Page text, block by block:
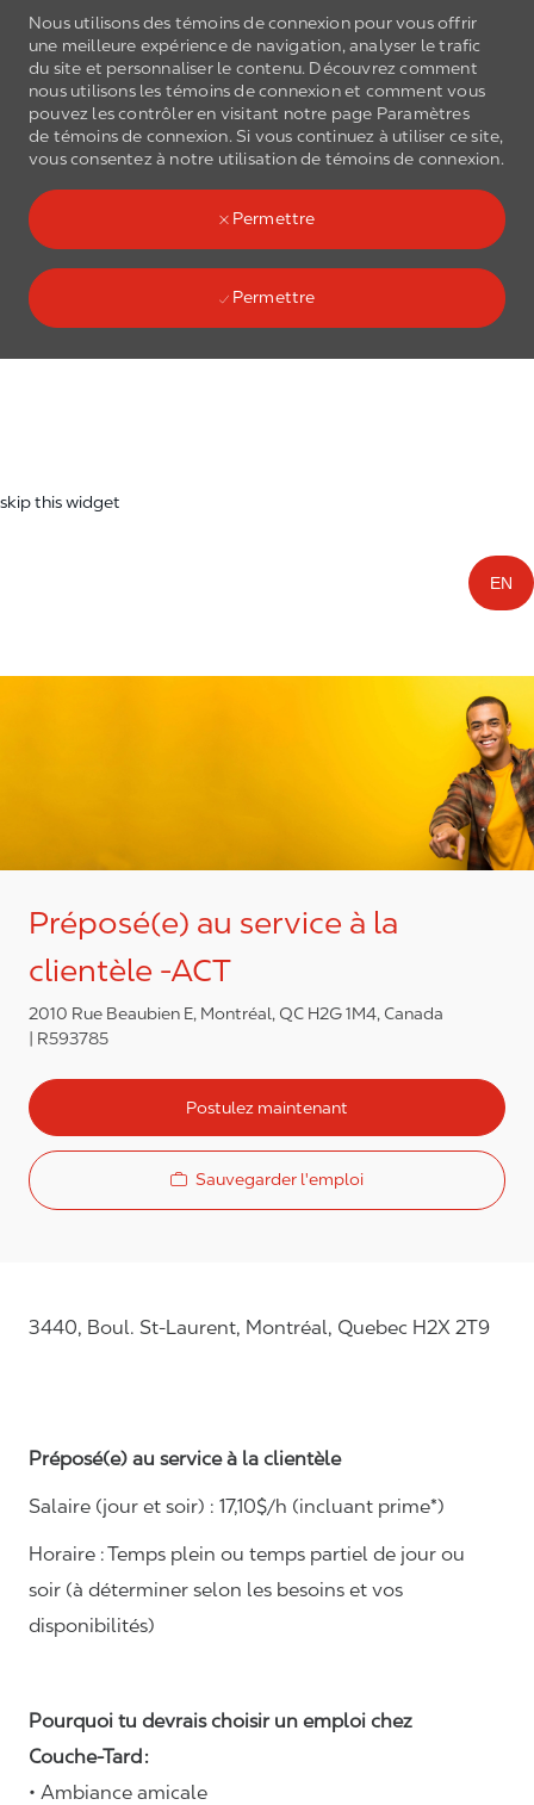
Nous utilisons des témoins de connexion pour vous offrir
une meilleure expérience de navigation, analyser le trafic
du site et personnaliser le contenu. Découvrez comment
nous utilisons les témoins de connexionet comment vous
pouvez les contrôler en visitant notre page Paramètres
de témoins de connexion. Si vous continuez à utiliser ce site,
vous consentez à notre utilisation de témoins de connexion.
Permettre
Permettre
Skip to main content
(0)
skip this widget
EN
Préposé(e) au service à la
clientèle -ACT
2010 Rue Beaubien E, Montréal, QC H2G 1M4, Canada
R593785
Postulez maintenant
Sauvegarder l'emploi
3440, Boul. St-Laurent, Montréal, Quebec H2X 2T9
Préposé(e) au service à la clientèle
Salaire (jour et soir) : 17,10$/h (incluant prime*)
Horaire :Temps plein ou temps partiel de jour ou
soir (à déterminer selon les besoins et vos
disponibilités)
Pourquoi tu devrais choisir un emploi chez
Couche-Tard :
• Ambiance amicale